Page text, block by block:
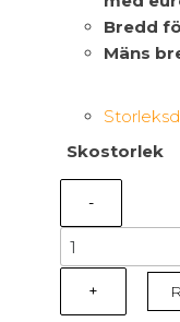
Bredd
Mäns
Skostorlek
-
B1235A
-
Omega
+